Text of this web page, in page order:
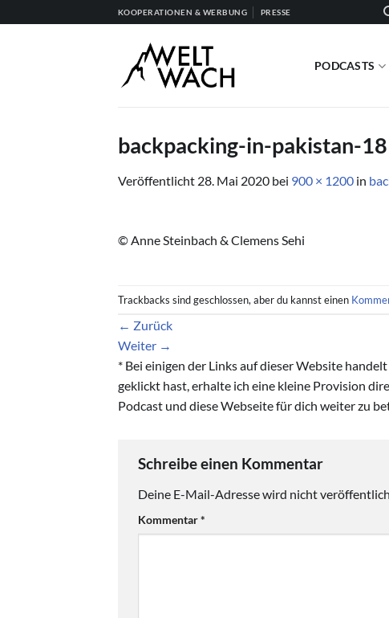
Inhalt
KOOPERATIONEN & WERBUNG PRESSE
PODCASTS
backpacking-in-pakistan-18
Veröffentlicht 28. Mai 2020 bei 900 × 1200 in
© Anne Steinbach & Clemens Sehi
Trackbacks sind geschlossen, aber du kannst einen
← Zurück
Weiter →
* Bei einigen der Links auf dieser Website
geklickt hast, erhalte ich eine kleine Provision
Podcast und diese Webseite für dich weiter zu
Schreibe einen Kommentar
Deine E-Mail-Adresse wird nicht
Kommentar*